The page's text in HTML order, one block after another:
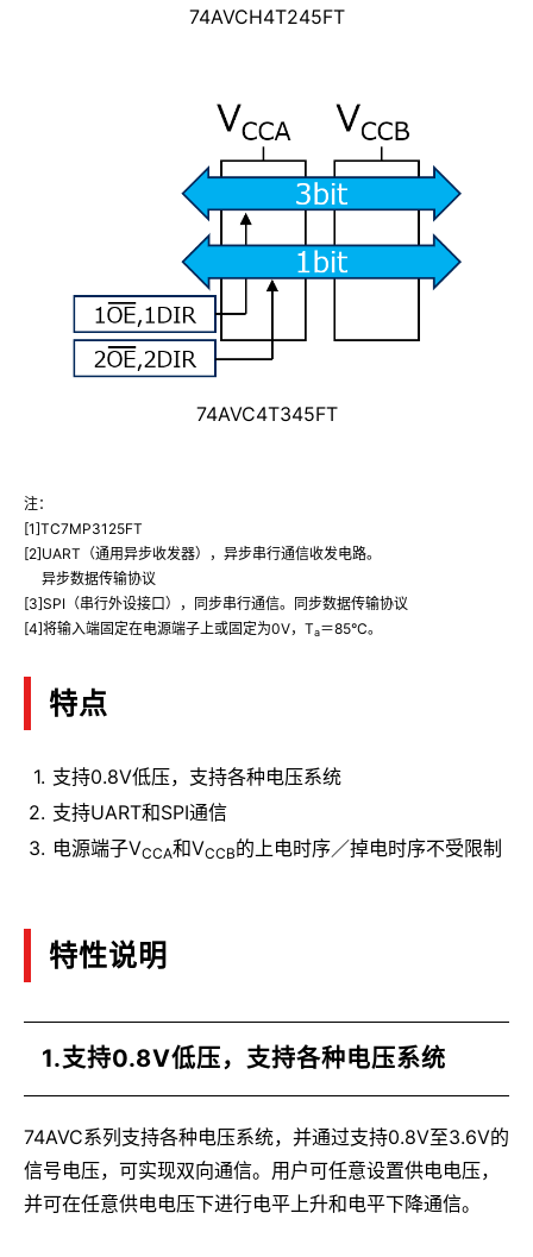
74AVCH4T245FT
74AVC4T345FT
注：
[1]TC7MP3125FT
[2]UART（通用异步收发器）​​，异步串行通信收发电路。
异步数据传输协议
[3]SPI（串行外设接口），同步串行通信。同步数据传输协议
[4]将输入端固定在电源端子上或固定为0V，Ta＝85°C。
特点
支持0.8V低压，支持各种电压系统
支持UART和SPI通信
电源端子VCCA和VCCB的上电时序／掉电时序不受限制
特性说明
1.支持0.8V低压，支持各种电压系统
74AVC系列支持各种电压系统，并通过支持0.8V至3.6V的
信号电压，可实现双向通信。用户可任意设置供电电压，
并可在任意供电电压下进行电平上升和电平下降通信。